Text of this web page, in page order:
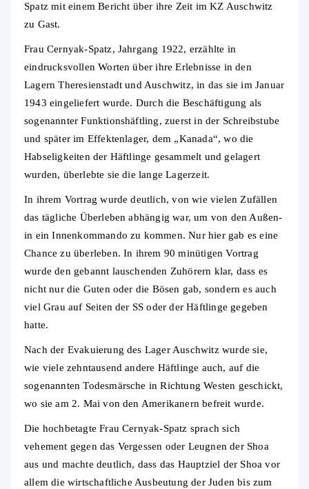
Spatz mit einem Bericht über ihre Zeit im KZ Auschwitz
zu Gast.
Frau Cernyak-Spatz, Jahrgang 1922, erzählte in
eindrucksvollen Worten über ihre Erlebnisse in den
Lagern Theresienstadt und Auschwitz, in das sie im Januar
1943 eingeliefert wurde. Durch die Beschäftigung als
sogenannter Funktionshäftling, zuerst in der Schreibstube
und später im Effektenlager, dem „Kanada“, wo die
Habseligkeiten der Häftlinge gesammelt und gelagert
wurden, überlebte sie die lange Lagerzeit.
In ihrem Vortrag wurde deutlich, von wie vielen Zufällen
das tägliche Überleben abhängig war, um von den Außen-
in ein Innenkommando zu kommen. Nur hier gab es eine
Chance zu überleben. In ihrem 90 minütigen Vortrag
wurde den gebannt lauschenden Zuhörern klar, dass es
nicht nur die Guten oder die Bösen gab, sondern es auch
viel Grau auf Seiten der SS oder der Häftlinge gegeben
hatte.
Nach der Evakuierung des Lager Auschwitz wurde sie,
wie viele zehntausend andere Häftlinge auch, auf die
sogenannten Todesmärsche in Richtung Westen geschickt,
wo sie am 2. Mai von den Amerikanern befreit wurde.
Die hochbetagte Frau Cernyak-Spatz sprach sich
vehement gegen das Vergessen oder Leugnen der Shoa
aus und machte deutlich, dass das Hauptziel der Shoa vor
allem die wirtschaftliche Ausbeutung der Juden bis zum